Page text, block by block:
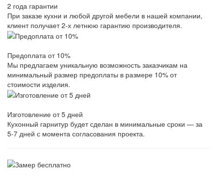
2 года гарантии
При заказе кухни и любой другой мебели в нашей компании,
клиент получает 2-х летнюю гарантию производителя.
Предоплата от 10%
Мы предлагаем уникальную возможность заказчикам на
минимальный размер предоплаты в размере 10% от
стоимости изделия.
Изготовление от 5 дней
Кухонный гарнитур будет сделан в минимальные сроки — за
5-7 дней с момента согласования проекта.